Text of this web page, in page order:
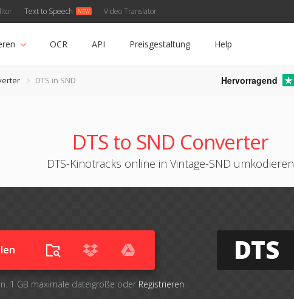
Text to Speech Video Translator
OCR API Preisgestaltung Help
DTS in SND Hervorragend
DTS to SND Converter
DTS-Kinotracks online in Vintage-SND umkodieren
1 GB maximale dateigröße oder Registrieren
DTS